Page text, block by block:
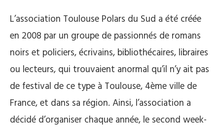
L’association Toulouse Polars du Sud a été créée
en 2008 par un groupe de passionnés de romans
noirs et policiers, écrivains, bibliothécaires, libraires
ou lecteurs, qui trouvaient anormal qu’il n’y ait pas
de festival de ce type à Toulouse, 4ème ville de
France, et dans sa région. Ainsi, l’association a
décidé d’organiser chaque année, le second week-